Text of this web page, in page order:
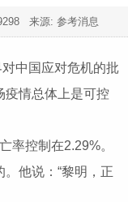
来源: 参考消息
中国应对危机的批
疫情总体上是可控
率控制在2.29%。
他说：“黎明，正